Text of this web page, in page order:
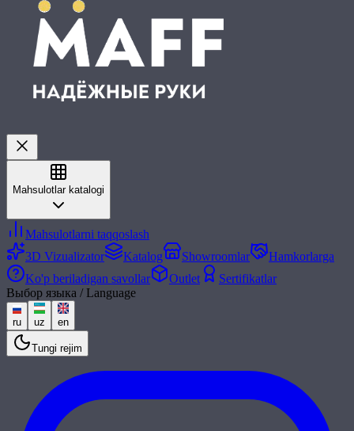
Mahsulotlar katalogi
Mahsulotlarni taqqoslash
3D Vizualizator
Katalog Showroomlar
Hamkorlarga
Ko'p beriladigan savollar
Outlet
Sertifikatlar
Выбор языка / Language
ru uz en
Tungi rejim